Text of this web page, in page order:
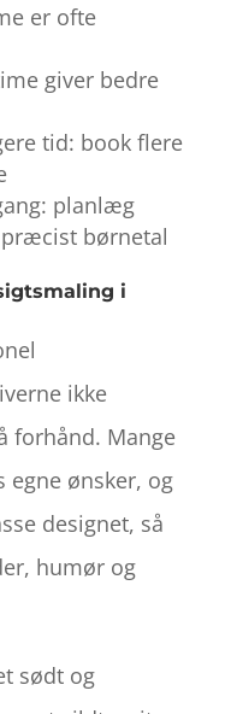
er ofte
giver bedre
tid: book flere
planlæg
børnetal
i
ikke
forhånd. Mange
egne ønsker, og
designet, så
humør og
sødt og